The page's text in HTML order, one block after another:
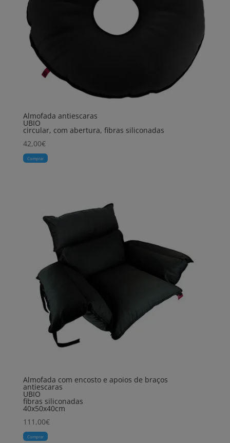
Almofada antiescaras
UBIO
circular, com abertura, fibras siliconadas
42,00€
Comprar
Almofada com encosto e apoios de braços
antiescaras
UBIO
fibras siliconadas
40x50x40cm
111,00€
Comprar